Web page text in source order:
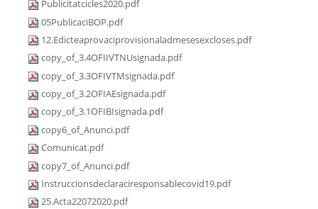
Publicitatcicles2020.pdf
05PublicaciBOP.pdf
12.Edicteaprovaciprovisionaladmesesexcloses.pdf
copy_of_3.4OFIIVTNUsignada.pdf
copy_of_3.3OFIVTMsignada.pdf
copy_of_3.2OFIAEsignada.pdf
copy_of_3.1OFIBIsignada.pdf
copy6_of_Anunci.pdf
Comunicat.pdf
copy7_of_Anunci.pdf
Instruccionsdeclaraciresponsablecovid19.pdf
25.Acta22072020.pdf